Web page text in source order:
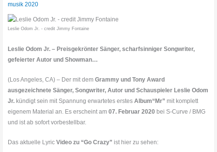
musik 2020
Leslie Odom Jr. - credit Jimmy Fontaine
Leslie Odom Jr. – Preisgekrönter Sänger, scharfsinniger Songwriter,
gefeierter Autor und Showman…
(Los Angeles, CA) – Der mit dem Grammy und Tony Award
ausgezeichnete Sänger, Songwriter, Autor und Schauspieler Leslie Odom
Jr. kündigt sein mit Spannung erwartetes erstesAlbum“Mr” mit komplett
eigenem Material an. Es erscheint am07. Februar 2020 bei S-Curve / BMG
und ist ab sofort vorbestellbar.
Das aktuelle LyricVideo zu “Go Crazy”ist hier zu sehen: